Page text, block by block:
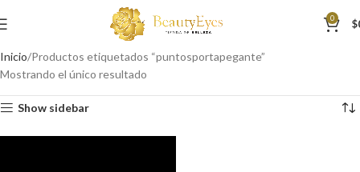
0 $
Inicio Productos etiquetados “puntosportapegante”
Mostrando el único resultado
Show sidebar